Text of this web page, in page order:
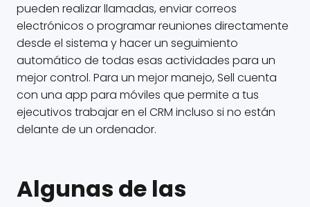
pueden realizar llamadas, enviar correos
electrónicos o programar reuniones directamente
desde el sistema y hacer un seguimiento
automático de todas esas actividades para un
mejor control. Para un mejor manejo, Sell cuenta
con una app para móviles que permite a tus
ejecutivos trabajar en el CRM incluso si no están
delante de un ordenador.
Algunas de las